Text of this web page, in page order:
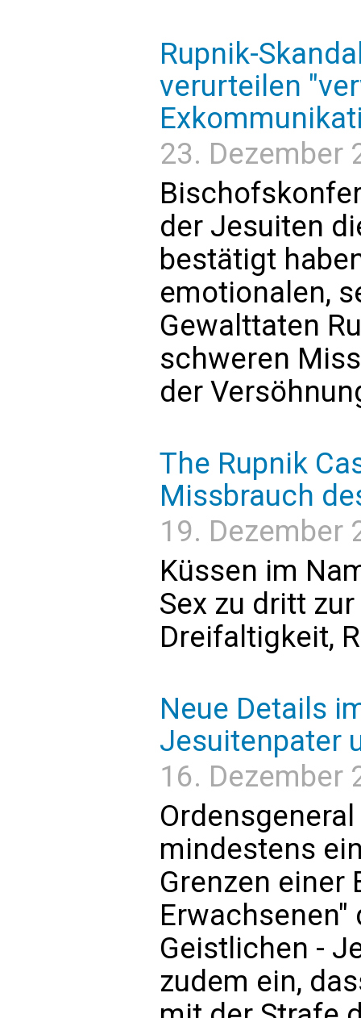
Rupnik-
verurteilen
23. Dezember
der Jesuiten
bestätigt
emotionalen,
Gewalttaten
schweren
der
The Rupnik
Missbrauch
19. Dezember
Küssen im
Sex zu dritt
Dreifaltigkeit,
Neue Details
Jesuitenpater
16. Dezember
mindestens
Grenzen einer
Geistlichen -
zudem ein,